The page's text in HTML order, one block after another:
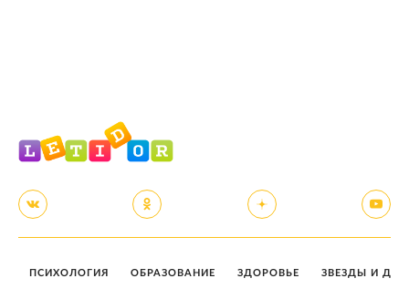
ПСИХОЛОГИЯ ОБРАЗОВАНИЕ ЗДОРОВЬЕ ЗВЕЗДЫ И